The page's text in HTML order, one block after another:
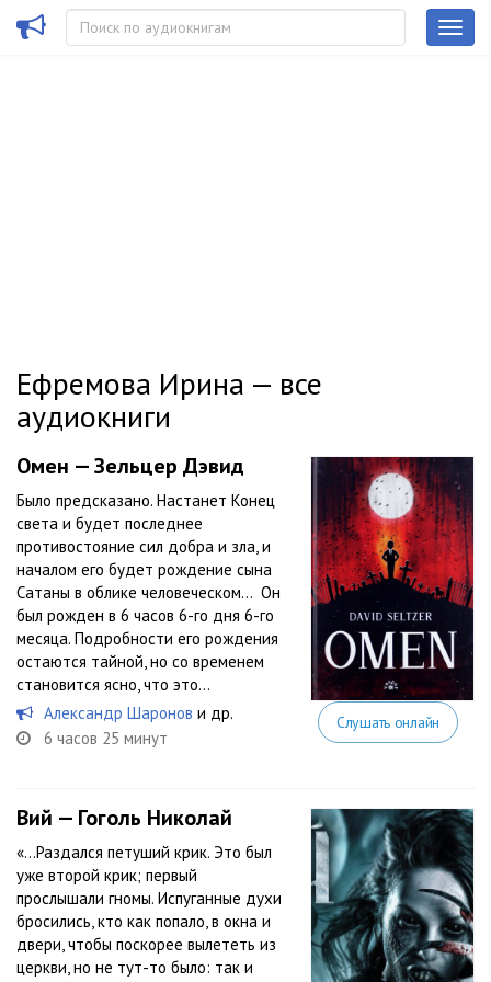
Ефремова Ирина — все
аудиокниги
Омен — Зельцер Дэвид
Было предсказано. Настанет Конец
света и будет последнее
противостояние сил добра и зла, и
началом его будет рождение сына
Сатаны в облике человеческом... Он
был рожден в 6 часов 6-го дня 6-го
месяца. Подробности его рождения
остаются тайной, но со временем
становится ясно, что это...
Александр Шаронов и др.
6 часов 25 минут
Слушать онлайн
Вий — Гоголь Николай
«…Раздался петуший крик. Это был
уже второй крик; первый
прослышали гномы. Испуганные духи
бросились, кто как попало, в окна и
двери, чтобы поскорее вылететь из
церкви, но не тут-то было: так и